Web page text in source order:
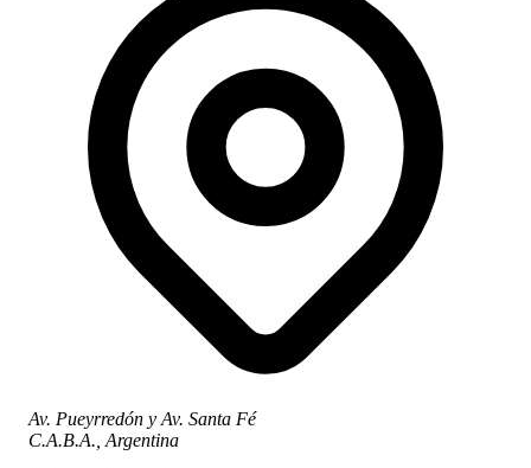
Av. Pueyrredón y Av. Santa Fé
C.A.B.A., Argentina